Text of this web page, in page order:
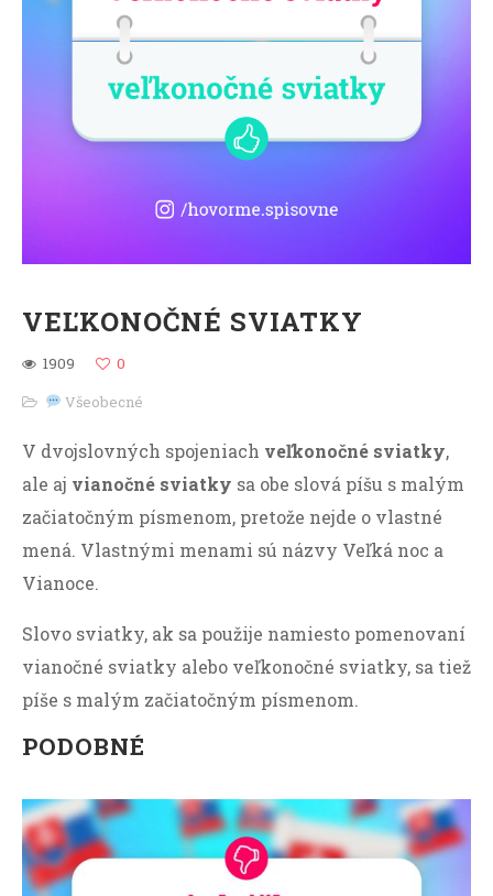
VEĽKONOČNÉ SVIATKY
1909
0
Všeobecné
V dvojslovných spojeniach veľkonočné sviatky,
ale aj vianočné sviatky sa obe slová píšu s malým
začiatočným písmenom, pretože nejde o vlastné
mená. Vlastnými menami sú názvy Veľká noc a
Vianoce.
Slovo sviatky, ak sa použije namiesto pomenovaní
vianočné sviatky alebo veľkonočné sviatky, sa tiež
píše s malým začiatočným písmenom.
PODOBNÉ